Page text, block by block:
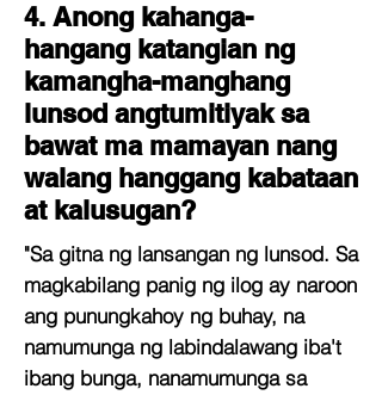
4. Anong kahanga-
hangang katangian ng
kamangha-manghang
lunsod angtumitiyak sa
bawat ma mamayan nang
walang hanggang kabataan
at kalusugan?
"Sa gitna ng lansangan ng lunsod. Sa
magkabilang panig ng ilog ay naroon
ang punungkahoy ng buhay, na
namumunga ng labindalawang iba't
ibang bunga, nanamumunga sa